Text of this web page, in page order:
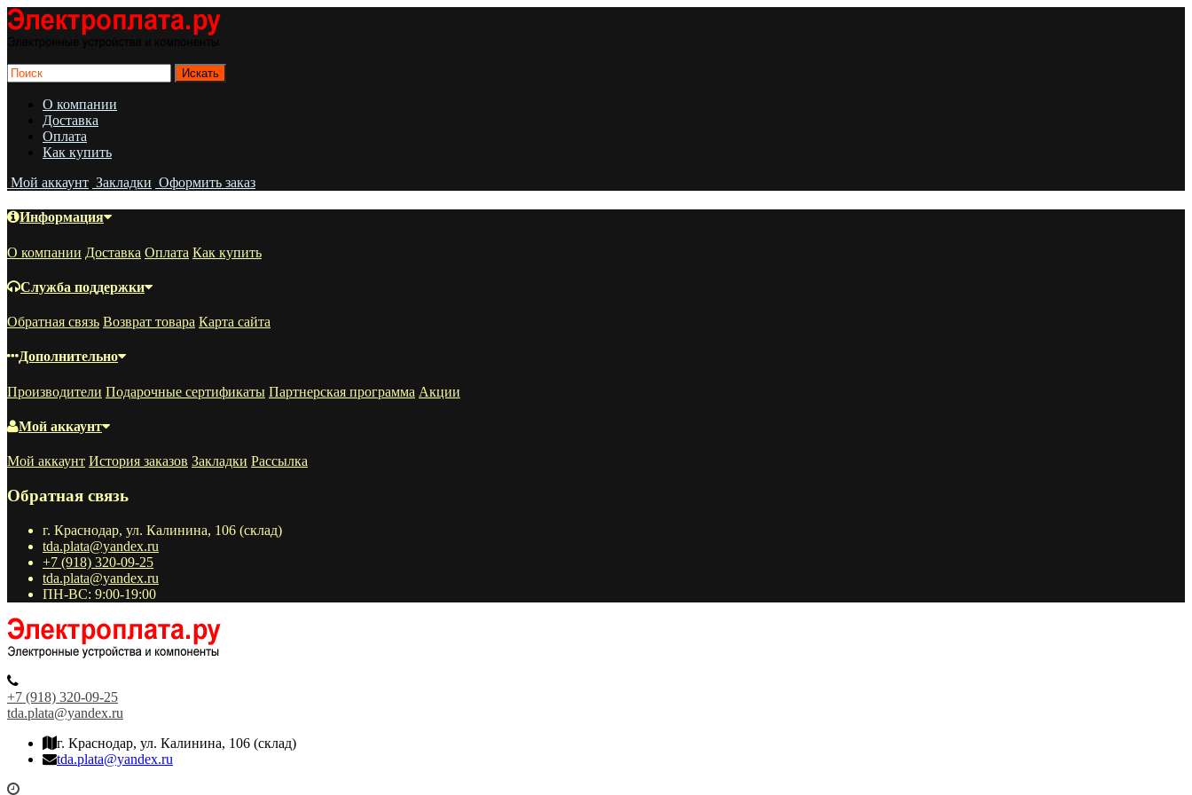
О компании
Доставка
Оплата
Как купить
Мой аккаунт Закладки Оформить заказ
Информация
О компании Доставка Оплата Как купить
Служба поддержки
Обратная связь Возврат товара Карта сайта
Дополнительно
Производители Подарочные сертификаты Партнерская программа Акции
Мой аккаунт
Мой аккаунт История заказов Закладки Рассылка
Обратная связь
г. Краснодар, ул. Калинина, 106 (склад)
tda.plata@yandex.ru
+7 (918) 320-09-25
tda.plata@yandex.ru
ПН-ВС: 9:00-19:00
+7 (918) 320-09-25
tda.plata@yandex.ru
г. Краснодар, ул. Калинина, 106 (склад)
tda.plata@yandex.ru